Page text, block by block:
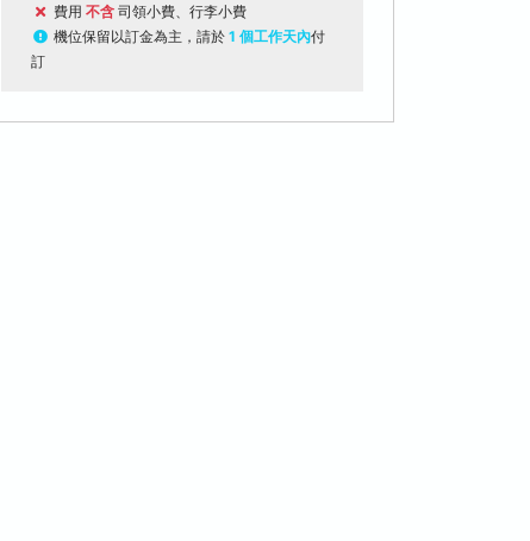
費用 不含 司領小費、行李小費
機位保留以訂金為主，請於 1 個工作天內付
訂